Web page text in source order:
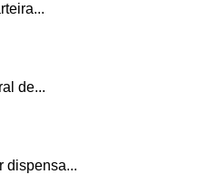
de...
dispensa...